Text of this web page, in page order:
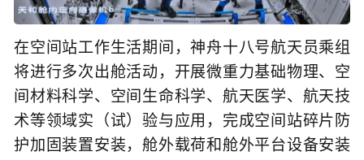
在空间站工作生活期间，神舟十八号航天员乘组
将进行多次出舱活动，开展微重力基础物理、空
间材料科学、空间生命科学、航天医学、航天技
术等领域实（试）验与应用，完成空间站碎片防
护加固装置安装，舱外载荷和舱外平台设备安装